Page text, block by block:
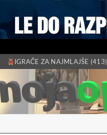
IGRAČE ZA NAJMLAJŠE (413)